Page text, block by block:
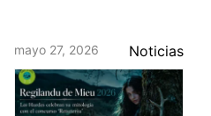
mayo 27, 2026 Noticias